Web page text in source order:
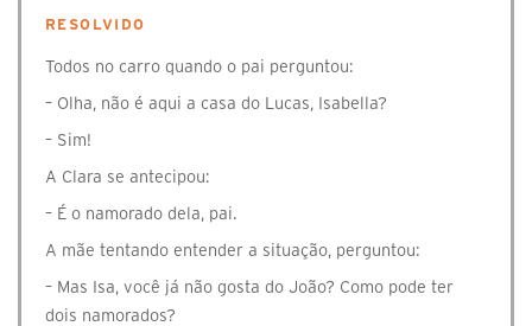
RESOLVIDO
Todos no carro quando o pai perguntou:
– Olha, não é aqui a casa do Lucas, Isabella?
– Sim!
A Clara se antecipou:
– É o namorado dela, pai.
A mãe tentando entender a situação, perguntou:
– Mas Isa, você já não gosta do João? Como pode ter
dois namorados?